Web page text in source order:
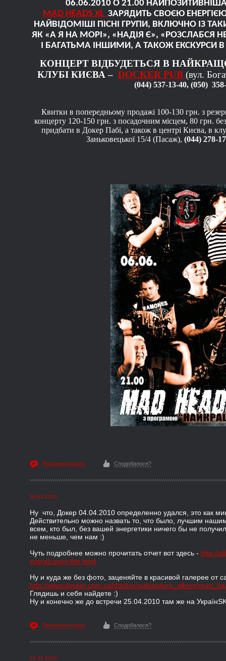
06.06.2010 О 21.00
MAD HEADS XL ЗАРЯДИТЬ СВОЄЮ
НАЙВІДОМІШІ ПІСНІ ГРУПИ, ВКЛЮЧНО ІЗ
ЯК «А Я НА МОРІ», «НАДІЯ Є», «РОЗСЛАБСЯ
І БАГАТЬМА ІНШИМИ, А ТАКОЖ ЕКСКУРСИ В
КОНЦЕРТ ВІДБУДЕТЬСЯ В
КЛУБІ КИЄВА – DOCKER PUB (вул.
(044) 537-13-40,(050)
Квитки в попередньому продажі 100-130 грн. з
концерту 120-150 грн. з посадочним місцем, 80 грн.
придбати в Докер Пабі, а також в центрі Києва, в
Заньковецької 15/4 (Пасаж),(044) 278-
Прокоментувати Сподобалося?
08.04.2010
Ну что, Докер 04.04.2010 определенно удался, это как
Действительно можно назвать то, что было, лучшим
всем, кто был, без вашей энергетики ничего бы не
не меньше, чем нам :)
Чуть подробнее можно прочитать отчет вот здесь - http://
sygrali-svoy-the-best
Ну и куда же без фото, заценяйте в красивой галерее от
http://www.docker.com.ua/docker/pub/picture_album/
Глядишь и себя найдете :)
Ну и конечно же до встречи 25.04.2010 там же на
Прокоментувати Сподобалося?
25.03.2010